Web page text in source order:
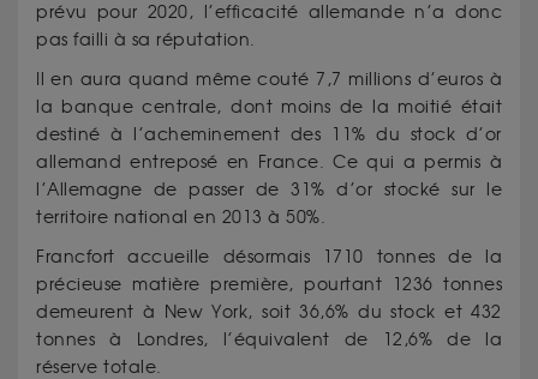
prévu pour 2020, l’efficacité allemande n’a donc
pas failli à sa réputation.
Il en aura quand même couté 7,7 millions d’euros à
la banque centrale, dont moins de la moitié était
destiné à l’acheminement des 11% du stock d’or
allemand entreposé en France. Ce qui a permis à
l’Allemagne de passer de 31% d’or stocké sur le
territoire national en 2013 à 50%.
Francfort accueille désormais 1710 tonnes de la
précieuse matière première, pourtant 1236 tonnes
demeurent à New York, soit 36,6% du stock et 432
tonnes à Londres, l’équivalent de 12,6% de la
réserve totale.